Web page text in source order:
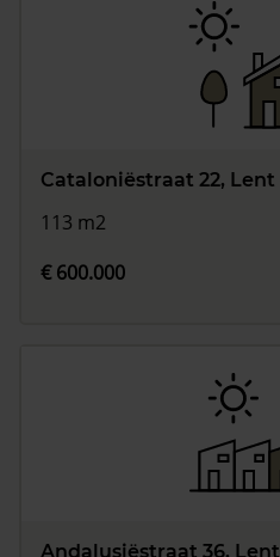
Cataloniëstraat 22, Lent
113 m2
€ 600.000
Andalusiëstraat 36, Lent